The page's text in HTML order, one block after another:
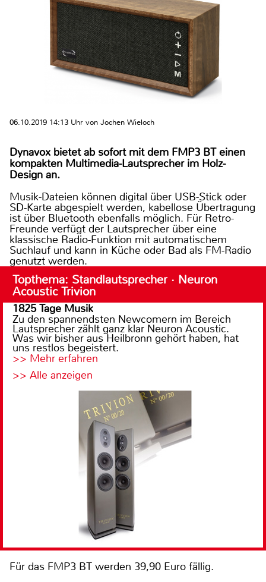
06.10.2019 14:13 Uhr von Jochen Wieloch
Dynavox bietet ab sofort mit dem FMP3 BT einen
kompakten Multimedia-Lautsprecher im Holz-
Design an.
Musik-Dateien können digital über USB-Stick oder
SD-Karte abgespielt werden, kabellose Übertragung
ist über Bluetooth ebenfalls möglich. Für Retro-
Freunde verfügt der Lautsprecher über eine
klassische Radio-Funktion mit automatischem
Suchlauf und kann in Küche oder Bad als FM-Radio
genutzt werden.
Topthema: Standlautsprecher · Neuron
Acoustic Trivion
1825 Tage Musik
Zu den spannendsten Newcomern im Bereich
Lautsprecher zählt ganz klar Neuron Acoustic.
Was wir bisher aus Heilbronn gehört haben, hat
uns restlos begeistert.
>> Mehr erfahren
>> Alle anzeigen
Für das FMP3 BT werden 39,90 Euro fällig.